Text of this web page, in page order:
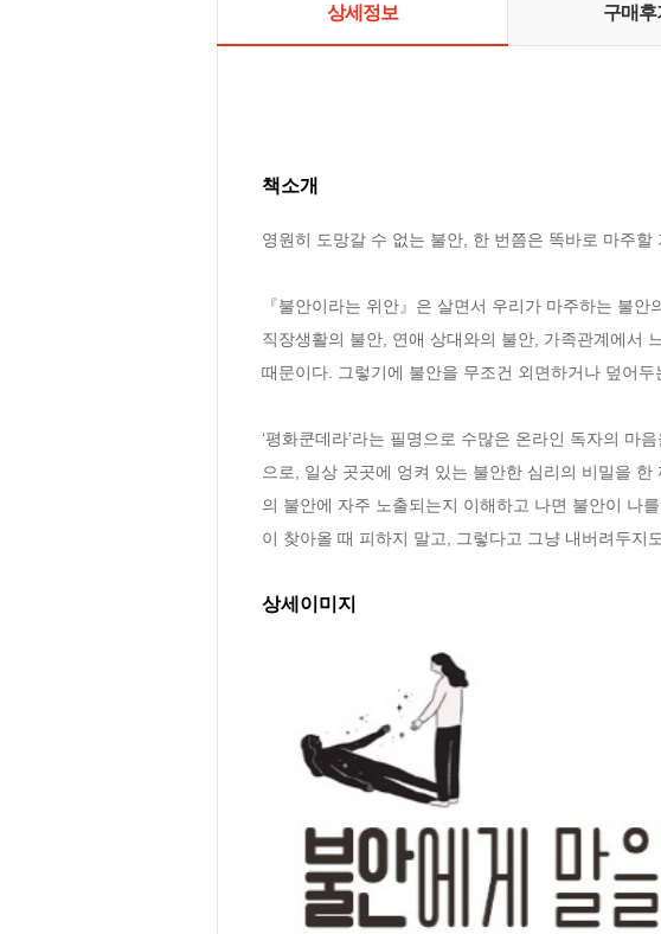
상세정보 구매후
책소개
영원히 도망갈 수 없는 불안, 한 번쯤은 똑바로 마주할
『불안이라는 위안』은 살면서 우리가 마주하는 불
직장생활의 불안, 연애 상대와의 불안, 가족관계에서
때문이다. 그렇기에 불안을 무조건 외면하거나 덮어
‘평화쿤데라’라는 필명으로 수많은 온라인 독자의 마
으로, 일상 곳곳에 엉켜 있는 불안한 심리의 비밀을
의 불안에 자주 노출되는지 이해하고 나면 불안이 나
이 찾아올 때 피하지 말고, 그렇다고 그냥 내버려두지
상세이미지